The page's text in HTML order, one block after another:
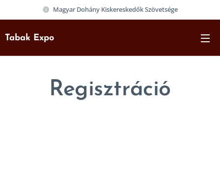
Magyar Dohány Kiskereskedők Szövetsége
Tabak Expo
Regisztráció